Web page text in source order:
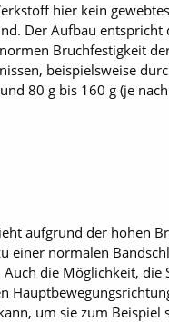
hier kein
Der Aufbau
Bruchfestigkeit
beispielsweise
80 g bis 160 g (je
aufgrund der hohen
einer normalen
die Möglichkeit, die
um sie zum Beispiel